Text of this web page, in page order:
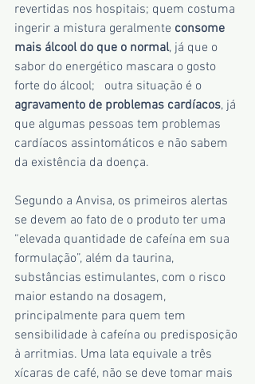
revertidas nos hospitais; quem costuma
ingerir a mistura geralmente consome
mais álcool do que o normal, já que o
sabor do energético mascara o gosto
forte do álcool;   outra situação é o
agravamento de problemas cardíacos, já
que algumas pessoas tem problemas
cardíacos assintomáticos e não sabem
da existência da doença.
Segundo a Anvisa, os primeiros alertas
se devem ao fato de o produto ter uma
“elevada quantidade de cafeína em sua
formulação”, além da taurina,
substâncias estimulantes, com o risco
maior estando na dosagem,
principalmente para quem tem
sensibilidade à cafeína ou predisposição
à arritmias. Uma lata equivale a três
xícaras de café, não se deve tomar mais